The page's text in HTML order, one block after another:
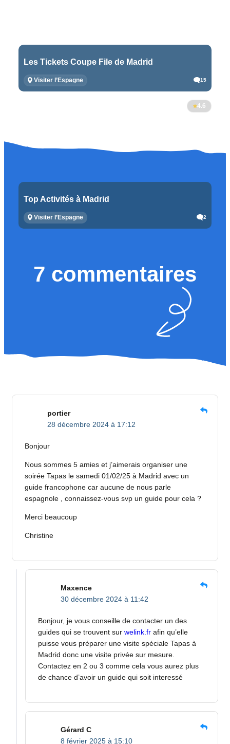
Les Tickets Coupe File de Madrid
Visiter l’Espagne 15
4.6
Top Activités à Madrid
Visiter l’Espagne 2
7 commentaires
portier
28 décembre 2024 à 17:12
Bonjour
Nous sommes 5 amies et j’aimerais organiser une
soirée Tapas le samedi 01/02/25 à Madrid avec un
guide francophone car aucune de nous parle
espagnole , connaissez-vous svp un guide pour cela ?
Merci beaucoup
Christine
Maxence
30 décembre 2024 à 11:42
Bonjour, je vous conseille de contacter un des
guides qui se trouvent sur welink.fr afin qu’elle
puisse vous préparer une visite spéciale Tapas à
Madrid donc une visite privée sur mesure.
Contactez en 2 ou 3 comme cela vous aurez plus
de chance d’avoir un guide qui soit interessé
Gérard C
8 février 2025 à 15:10